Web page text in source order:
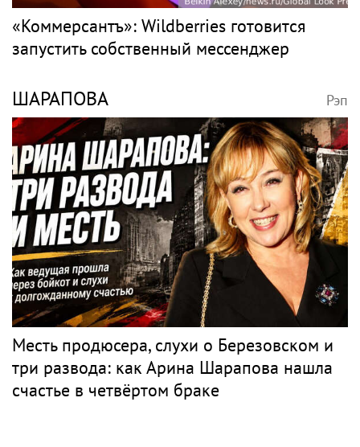
«Коммерсантъ»: Wildberries готовится
запустить собственный мессенджер
ШАРАПОВА Рэп
Месть продюсера, слухи о Березовском и
три развода: как Арина Шарапова нашла
счастье в четвёртом браке